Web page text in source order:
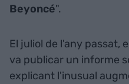
Beyoncé".
El juliol de l'any passat,
va publicar un informe
explicant l'inusual